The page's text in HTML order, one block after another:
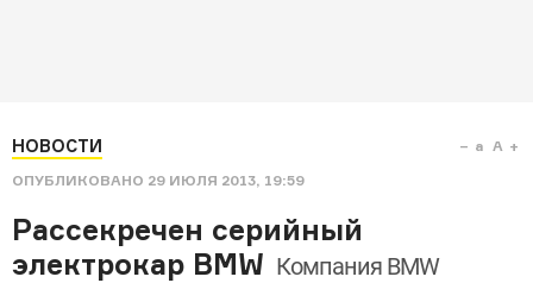
НОВОСТИ
ОПУБЛИКОВАНО 29 ИЮЛЯ 2013, 19:59
a A
Рассекречен серийный
электрокар BMW Компания BMW